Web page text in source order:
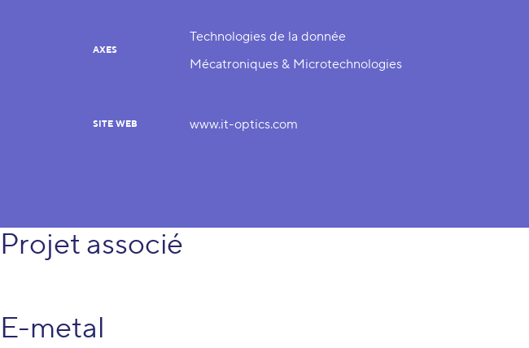
AXES
Technologies de la donnée
Mécatroniques & Microtechnologies
SITE WEB www.it-optics.com
Projet associé
E-metal